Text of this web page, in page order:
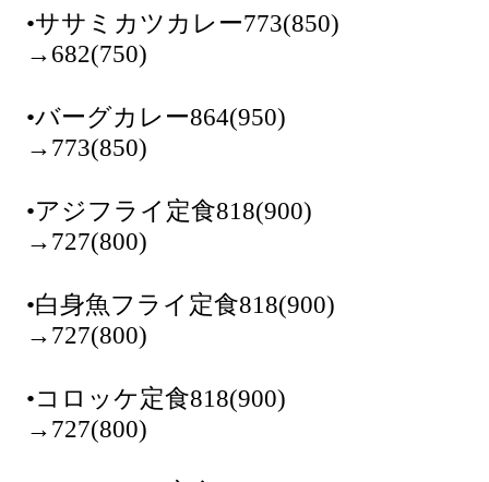
•ササミカツカレー773(850)
→682(750)
•バーグカレー864(950)
→773(850)
•アジフライ定食818(900)
→727(800)
•白身魚フライ定食818(900)
→727(800)
•コロッケ定食818(900)
→727(800)